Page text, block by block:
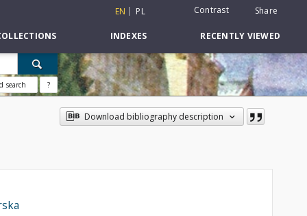
EN PL Contrast Share
INDEXES RECENTLY VIEWED
search ?
Download bibliography description